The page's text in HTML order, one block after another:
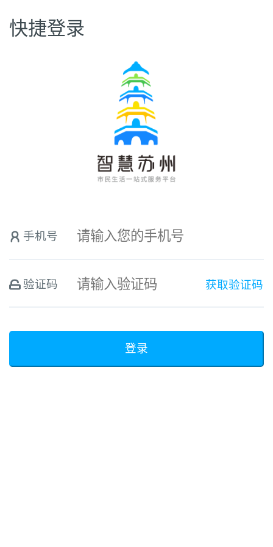
快捷登录
手机号
验证码 获取验证码
登录